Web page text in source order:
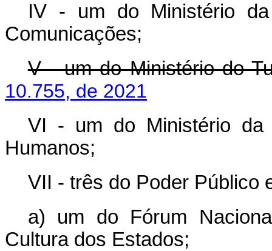
IV - um do Ministério da
Comunicações;
V - um do Ministério do
10.755, de 2021
VI - um do Ministério da
Humanos;
VII - três do Poder Público
a) um do Fórum
Cultura dos Estados;